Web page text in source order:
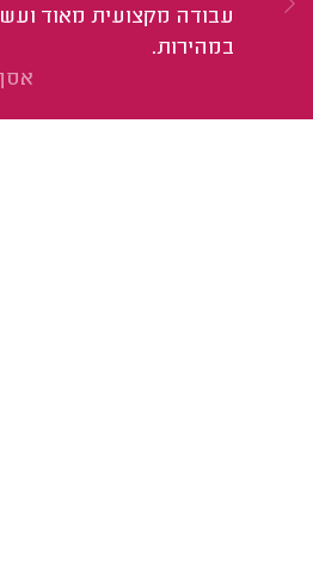
עבודה מקצועית מאוד
במהירות.